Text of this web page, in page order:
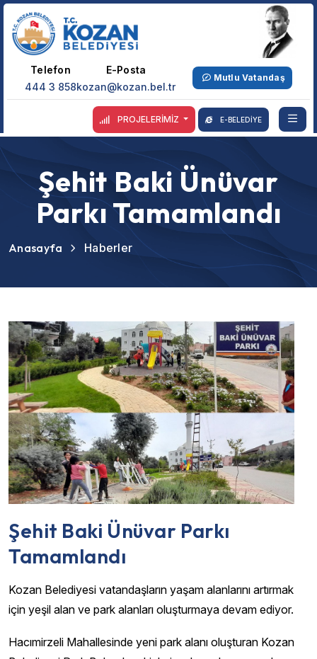
Telefon
444 3 858
E-Posta
kozan@kozan.bel.tr
Mutlu Vatandaş
PROJELERİMİZ E-BELEDİYE
Şehit Baki Ünüvar
Parkı Tamamlandı
Anasayfa Haberler
Şehit Baki Ünüvar Parkı
Tamamlandı
Kozan Belediyesi vatandaşların yaşam alanlarını artırmak
için yeşil alan ve park alanları oluşturmaya devam ediyor.
Hacımirzeli Mahallesinde yeni park alanı oluşturan Kozan